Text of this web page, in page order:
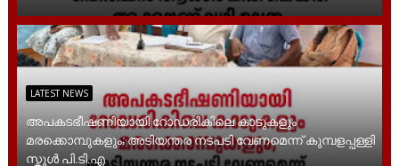
LATEST NEWS
അപകടഭീഷണിയായി റോഡരികിലെ കാടുകളും
മരക്കൊമ്പുകളും; അടിയന്തര നടപടി വേണമെന്ന് കുമ്പളപ്പള്ളി
സ്കൂൾ പി.ടി.എ